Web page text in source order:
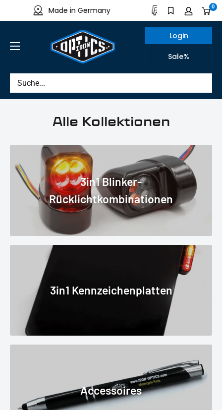
zum
Made in Germany Sichere Bezahlung 0
IRON
Login
Sale%
Alle Kollektionen
3in1 Blinker-
Rücklichtkombinationen
3in1 Kennzeichenplatten
Accessoires